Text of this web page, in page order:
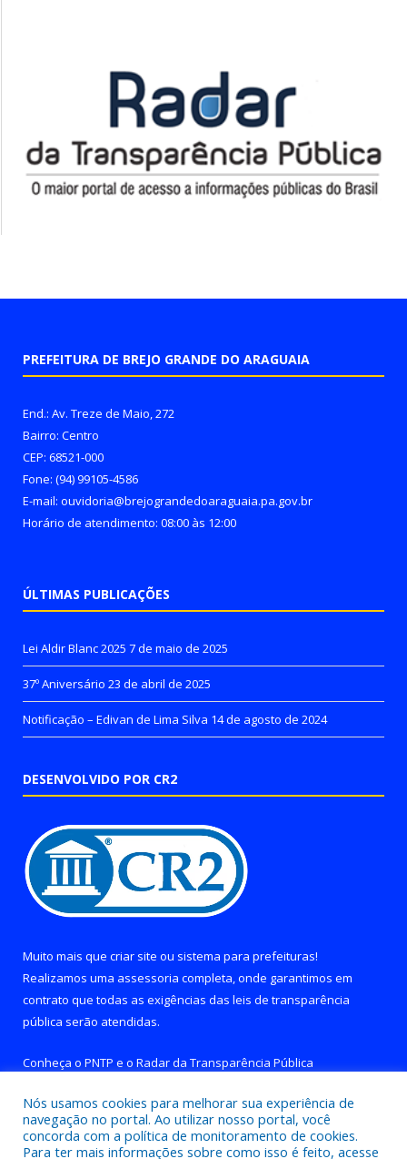
PREFEITURA DE BREJO GRANDE DO ARAGUAIA
End.: Av. Treze de Maio, 272
Bairro: Centro
CEP: 68521-000
Fone: (94) 99105-4586
E-mail: ouvidoria@brejograndedoaraguaia.pa.gov.br
Horário de atendimento: 08:00 às 12:00
ÚLTIMAS PUBLICAÇÕES
Lei Aldir Blanc 2025 7 de maio de 2025
37º Aniversário 23 de abril de 2025
Notificação – Edivan de Lima Silva 14 de agosto de 2024
DESENVOLVIDO POR CR2
Muito mais que criar site ou sistema para prefeituras!
Realizamos uma assessoria completa, onde garantimos em
contrato que todas as exigências das leis de transparência
pública serão atendidas.
Conheça o PNTP e o Radar da Transparência Pública
Nós usamos cookies para melhorar sua experiência de
navegação no portal. Ao utilizar nosso portal, você
concorda com a política de monitoramento de cookies.
Para ter mais informações sobre como isso é feito, acesse